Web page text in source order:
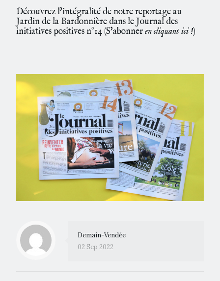
Découvrez l'intégralité de notre reportage au
Jardin de la Bardonnière dans le Journal des
initiatives positives n°14 (S'abonneren cliquant ici !)
Demain-Vendée
02 Sep 2022